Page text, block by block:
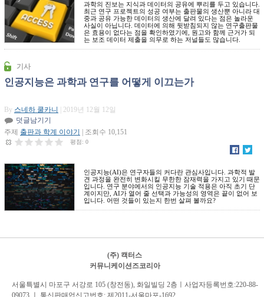
과학의 진보는 지식과 데이터의 공유에 뿌리를 두고 있습니다.
최근 연구 프로젝트의 성공 여부는 출판물의 생산뿐 아니라 대
중과 공유 가능한 데이터의 생산에 달려 있다는 점은 놀라운
사실이 아닙니다. 데이터에 의해 뒷받침되지 않는 연구출판물
은 효용이 없다는 점을 확인하였기에, 원고와 함께 근거가 되
는 보조 데이터 제출을 의무로 하는 저널들도 많습니다.
기사
인공지능은 과학과 연구를 어떻게 이끄는가
By 스네하 쿨카니
| 2019년 12월 12일
덧글남기기
주제 출판과 학계 이야기 | 조회수 10,151
평점: 0
인공지능(AI)은 연구자들의 커다란 관심사입니다. 과학적 발
견 과정을 완전히 변화시킬 무한한 잠재력을 가지고 있기 때문
입니다. 연구 분야에서의 인공지능 기술 적용은 아직 초기 단
계이지만, AI가 열어 줄 선택과 가능성의 영역은 끝이 없어 보
입니다. 어떤 것들이 있는지 한번 살펴 볼까요?
(주) 캑터스
커뮤니케이션즈코리아
서 울특별시 마포구 서강로 105 (창전동), 화일빌딩 2층 ㅣ사업자등록번호:220-88-
09073 ㅣ 통신판매업신고번호: 제2011-서울마포-1692